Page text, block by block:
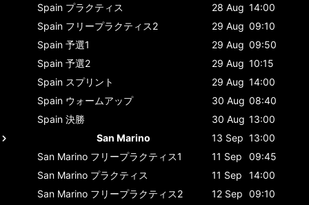
Spain プラクティス 28 Aug 14:00
Spain フリープラクティス2 29 Aug 09:10
Spain 予選1 29 Aug 09:50
Spain 予選2 29 Aug 10:15
Spain スプリント 29 Aug 14:00
Spain ウォームアップ 30 Aug 08:40
Spain 決勝 30 Aug 13:00
San Marino
13 Sep 13:00
San Marino フリープラクティス1 11 Sep
09:45
San Marino プラクティス 11 Sep
14:00
San Marino フリープラクティス2 12 Sep 09:10